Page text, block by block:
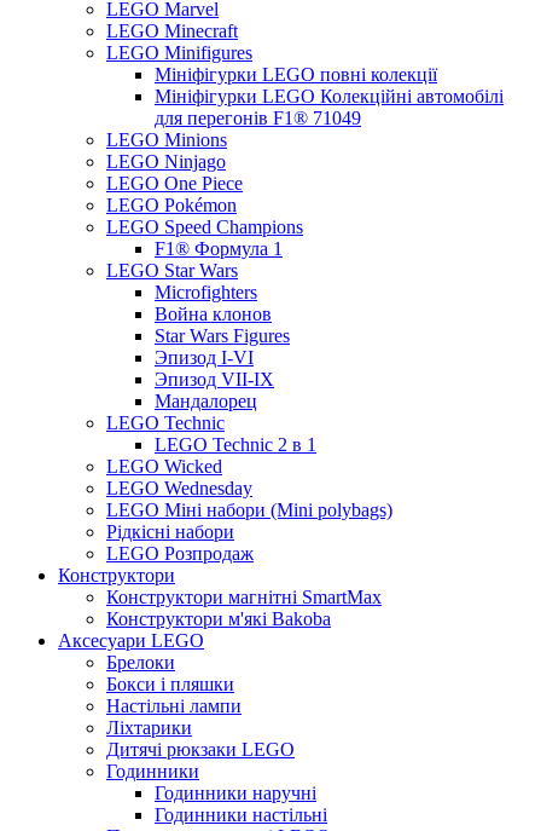
LEGO Marvel
LEGO Minecraft
LEGO Minifigures
Мініфігурки LEGO повні колекції
Мініфігурки LEGO Колекційні автомобілі
для перегонів F1® 71049
LEGO Minions
LEGO Ninjago
LEGO One Piece
LEGO Pokémon
LEGO Speed Champions
F1® Формула 1
LEGO Star Wars
Microfighters
Война клонов
Star Wars Figures
Эпизод I-VI
Эпизод VII-IX
Мандалорец
LEGO Technic
LEGO Technic 2 в 1
LEGO Wicked
LEGO Wednesday
LEGO Міні набори (Mini polybags)
Рідкісні набори
LEGO Розпродаж
Конструктори
Конструктори магнітні SmartMax
Конструктори м'які Bakoba
Аксесуари LEGO
Брелоки
Бокси і пляшки
Настільні лампи
Ліхтарики
Дитячі рюкзаки LEGO
Годинники
Годинники наручні
Годинники настільні